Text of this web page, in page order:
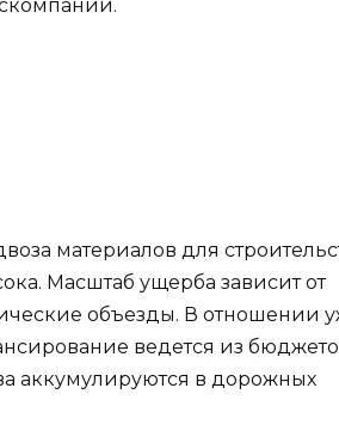
материалов для
Масштаб ущерба зависит от
объезды. В отношении
ведется из
аккумулируются в дорожных